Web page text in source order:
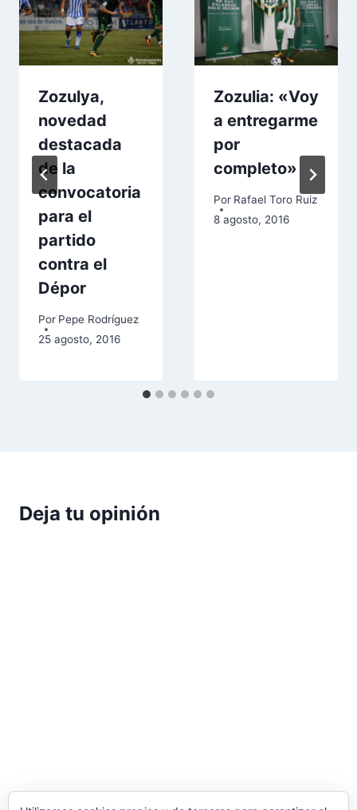
Zozulya,
novedad
destacada
de la
convocatoria
para el
partido
contra el
Dépor
Por Pepe Rodríguez
25 agosto, 2016
Zozulia: «Voy
a entregarme
por
completo»
Por Rafael Toro Ruiz
8 agosto, 2016
Deja tu opinión